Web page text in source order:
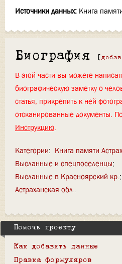
Источники данных: Книга
Биография [
В этой части вы можете
биографическую заметку о
статья, прикрепить к ней
отсканированные документы.
Инструкцию.
Категории: Книга памяти
Высланные и спецпоселенцы
Высланные в Красноярский кр.
Астраханская обл.
Помочь проекту
Как добавить данные
Правка формуляров